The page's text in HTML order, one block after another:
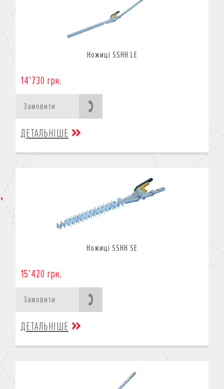
Ножиці SSHH LE
14’730 грн.
Замовити
ДЕТАЛЬНІШЕ
Ножиці SSHH SE
15’420 грн.
Замовити
ДЕТАЛЬНІШЕ